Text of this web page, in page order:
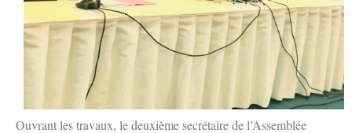
Ouvrant les travaux, le deuxième secrétaire de l’Assemblée